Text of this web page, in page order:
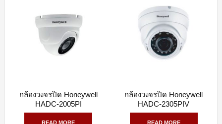
QUICK VIEW
กล้องวงจรปิด Honeywell
HADC-2005PI
READ MORE
QUICK VIEW
กล้องวงจรปิด Honeywell
HADC-2305PIV
READ MORE